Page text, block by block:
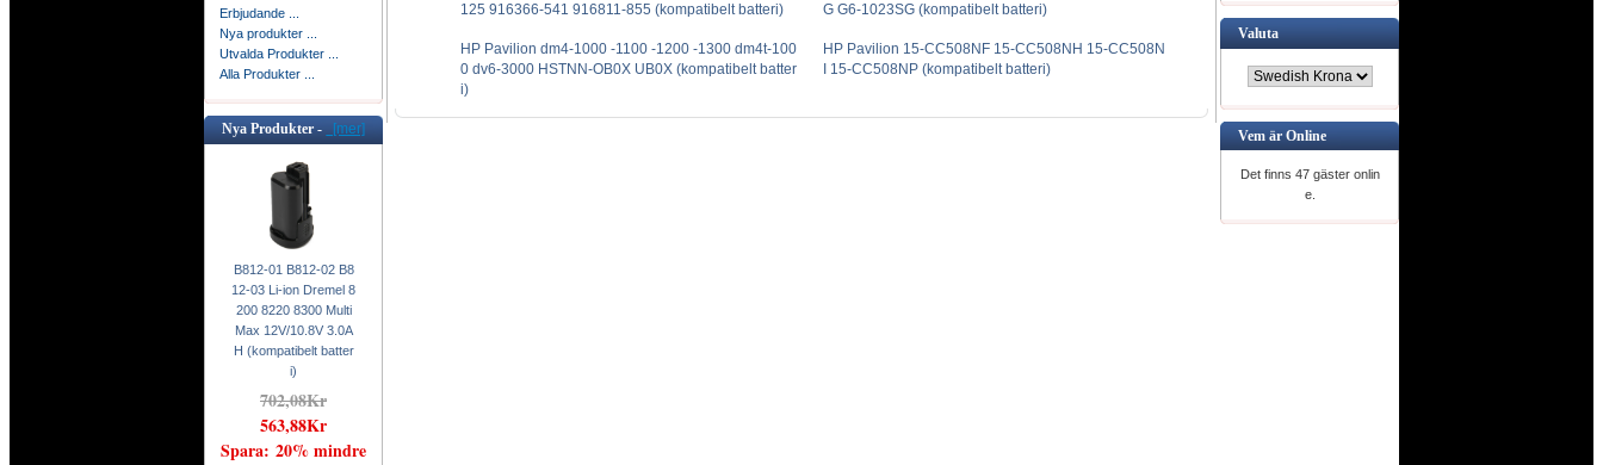
Erbjudande ...
Nya produkter ...
Utvalda Produkter ...
Alla Produkter ...
Nya Produkter - [mer]
B812-01 B812-02 B8
12-03 Li-ion Dremel 8
200 8220 8300 Multi
Max 12V/10.8V 3.0A
H (kompatibelt batter
i)
702,08Kr
563,88Kr
Spara: 20% mindre
125 916366-541 916811-855 (kompatibelt batteri)
G G6-1023SG (kompatibelt batteri)
HP Pavilion dm4-1000 -1100 -1200 -1300 dm4t-100
0 dv6-3000 HSTNN-OB0X UB0X (kompatibelt batter
i)
HP Pavilion 15-CC508NF 15-CC508NH 15-CC508N
I 15-CC508NP (kompatibelt batteri)
Valuta
Vem är Online
Det finns 47 gäster onlin
e.